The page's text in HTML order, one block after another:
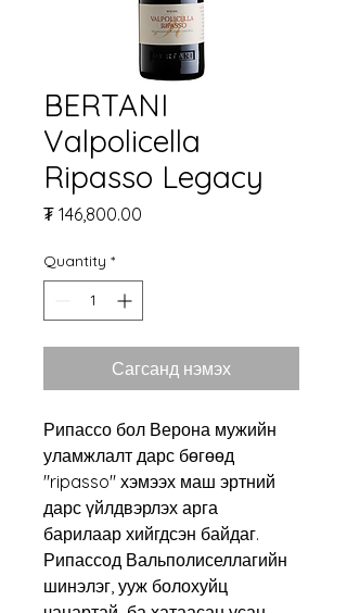
BERTANI
Valpolicella
Ripasso Legacy
₮ 146,800.00
Quantity *
Сагсанд нэмэх
Рипассо бол Верона мужийн
уламжлалт дарс бөгөөд
"ripasso" хэмээх маш эртний
дарс үйлдвэрлэх арга
барилаар хийгдсэн байдаг.
Рипассод Вальполиселлагийн
шинэлэг, ууж болохуйц